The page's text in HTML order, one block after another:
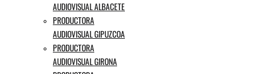
AUDIOVISUAL ALBACETE
PRODUCTORA
AUDIOVISUAL GIPUZCOA
PRODUCTORA
AUDIOVISUAL GIRONA